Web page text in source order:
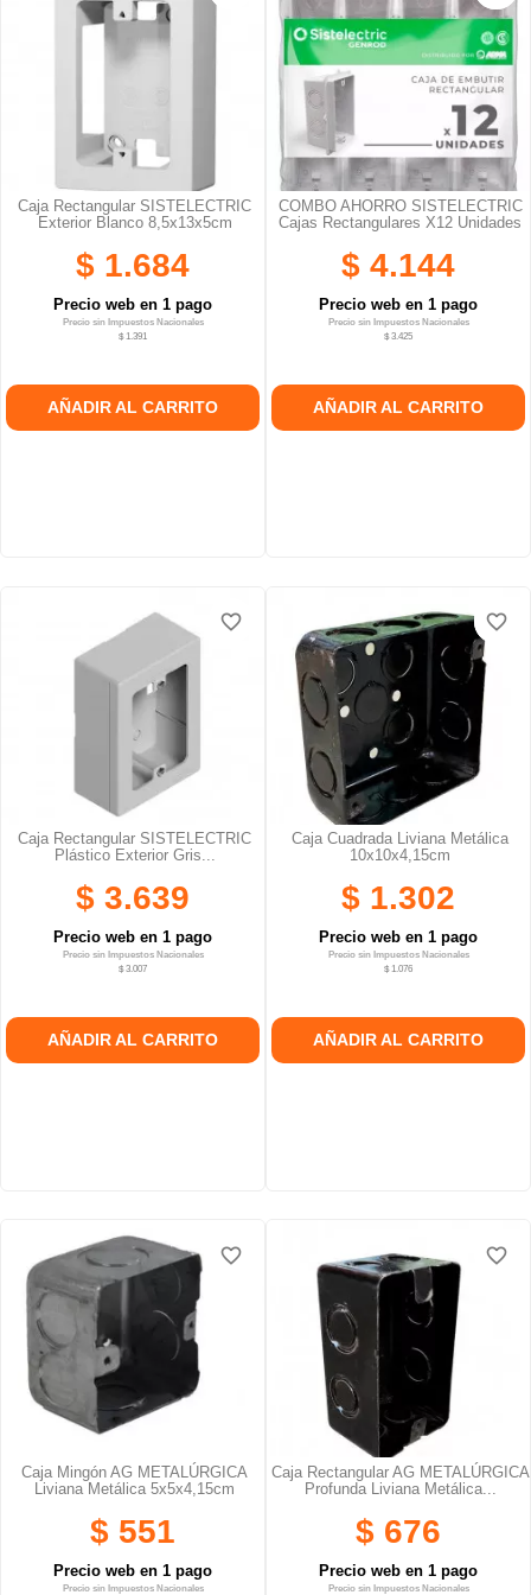
Caja Rectangular SISTELECTRIC
Exterior Blanco 8,5x13x5cm
$ 1.684
Precio web en 1 pago
Precio sin Impuestos Nacionales
$ 1.391
AÑADIR AL CARRITO
COMBO AHORRO SISTELECTRIC
Cajas Rectangulares X12 Unidades
$ 4.144
Precio web en 1 pago
Precio sin Impuestos Nacionales
$ 3.425
AÑADIR AL CARRITO
Caja Rectangular SISTELECTRIC
Plástico Exterior Gris...
$ 3.639
Precio web en 1 pago
Precio sin Impuestos Nacionales
$ 3.007
AÑADIR AL CARRITO
favorite_border
favorite_border
Caja Cuadrada Liviana Metálica
10x10x4,15cm
$ 1.302
Precio web en 1 pago
Precio sin Impuestos Nacionales
$ 1.076
AÑADIR AL CARRITO
favorite_border
favorite_border
Caja Mingón AG METALÚRGICA
Liviana Metálica 5x5x4,15cm
$ 551
Precio web en 1 pago
Precio sin Impuestos Nacionales
favorite_border
favorite_border
Caja Rectangular AG METALÚRGICA
Profunda Liviana Metálica...
$ 676
Precio web en 1 pago
Precio sin Impuestos Nacionales
favorite_border
favorite_border